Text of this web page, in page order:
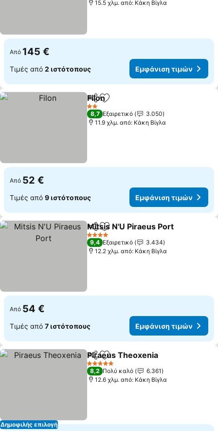
15.5 χλμ. από: Κάκη Βίγλα
Από 145 €
Τιμές από 2 ιστότοπους Εμφάνιση τιμών
Κοινοποίηση
Προσθήκη στα αγαπημένα
Filon
2 Αστέρια
8,7 Εξαιρετικό
3.050
11.9 χλμ. από: Κάκη Βίγλα
Από 52 €
Τιμές από 9 ιστότοπους Εμφάνιση τιμών
Κοινοποίηση
Προσθήκη στα αγαπημένα
Mitsis N'U Piraeus Port
4 Αστέρια
9,4 Εξαιρετικό
3.434
12.2 χλμ. από: Κάκη Βίγλα
Από 54 €
Τιμές από 7 ιστότοπους Εμφάνιση τιμών
Δημοφιλής επιλογή
Κοινοποίηση
Προσθήκη στα αγαπημένα
Piraeus Theoxenia
5 Αστέρια
8,2 Πολύ καλό
6.361
12.6 χλμ. από: Κάκη Βίγλα